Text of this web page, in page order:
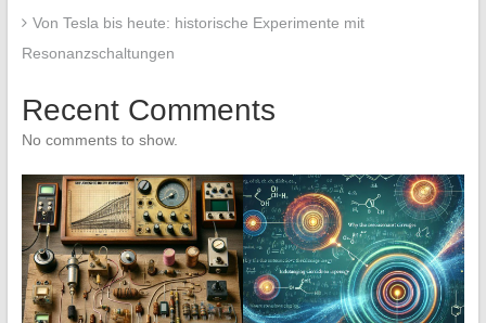
Von Tesla bis heute: historische Experimente mit
Resonanzschaltungen
Recent Comments
No comments to show.